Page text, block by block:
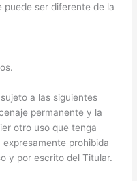
ser diferente de la
a las siguientes
permanente y la
otro uso que tenga
prohibida
y por escrito del Titular.